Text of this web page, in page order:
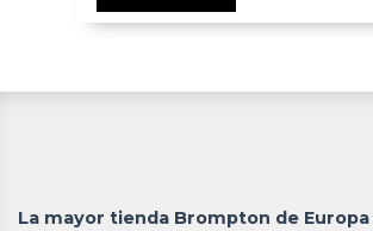
La mayor tienda Brompton de Europa